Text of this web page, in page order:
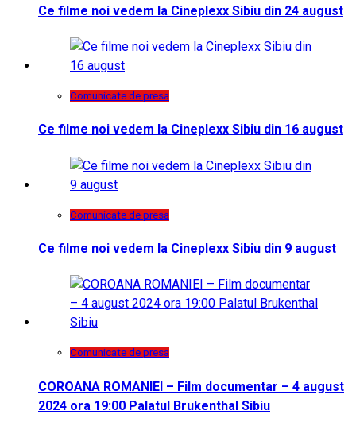
Ce filme noi vedem la Cineplexx Sibiu din 24 august
Comunicate de presa
Ce filme noi vedem la Cineplexx Sibiu din 16 august
Comunicate de presa
Ce filme noi vedem la Cineplexx Sibiu din 9 august
Comunicate de presa
COROANA ROMANIEI – Film documentar – 4 august
2024 ora 19:00 Palatul Brukenthal Sibiu